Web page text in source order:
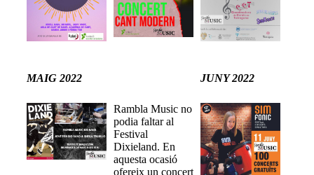
MAIG 2022 JUNY 2022
Rambla Music no
podia faltar al
Festival
Dixieland. En
aquesta ocasió
ofereix un concert